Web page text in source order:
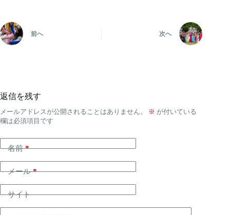
前へ 次へ
返信を残す
メールアドレスが公開されることはありません。 ※ が付いている
欄は必須項目です
名前*
メール*
サイト